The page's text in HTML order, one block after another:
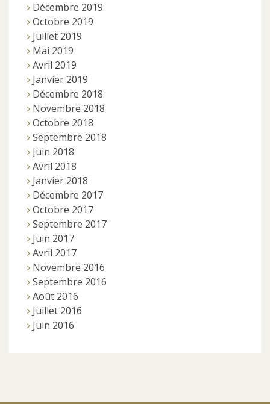
Décembre 2019
Octobre 2019
Juillet 2019
Mai 2019
Avril 2019
Janvier 2019
Décembre 2018
Novembre 2018
Octobre 2018
Septembre 2018
Juin 2018
Avril 2018
Janvier 2018
Décembre 2017
Octobre 2017
Septembre 2017
Juin 2017
Avril 2017
Novembre 2016
Septembre 2016
Août 2016
Juillet 2016
Juin 2016